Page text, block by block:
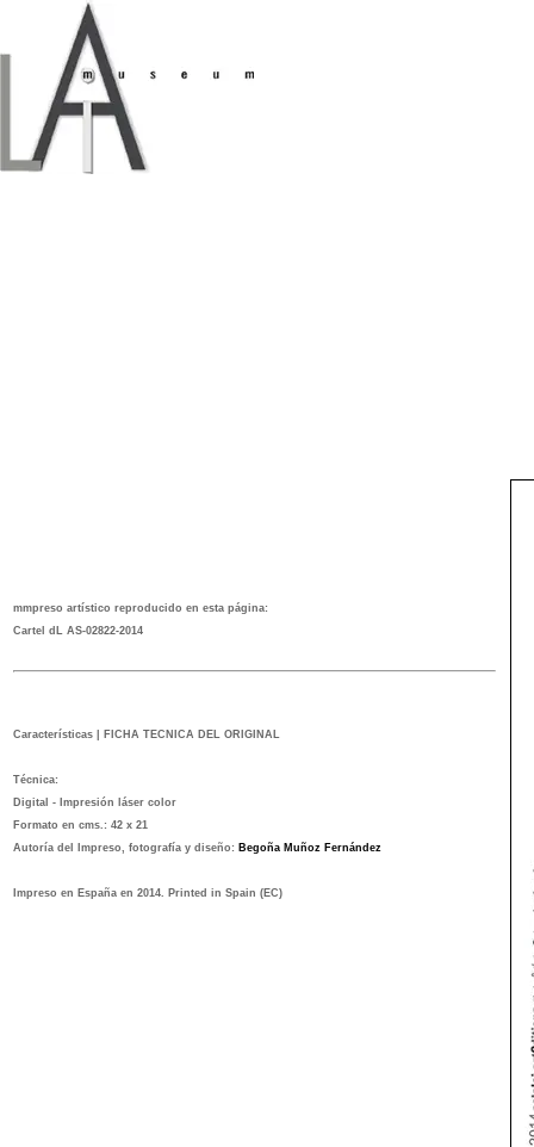
mmpreso artístico reproducido en esta página:
Cartel dL AS-02822-2014
Características | FICHA TECNICA DEL ORIGINAL
Técnica:
Digital - Impresión láser color
Formato en cms.: 42 x 21
Autoría del Impreso, fotografía y diseño: Begoña Muñoz Fernández
Impreso en España en 2014. Printed in Spain (EC)